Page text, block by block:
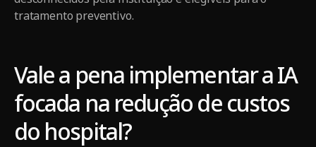
tratamento preventivo.
Vale a pena implementar a IA
focada na redução de custos
do hospital?